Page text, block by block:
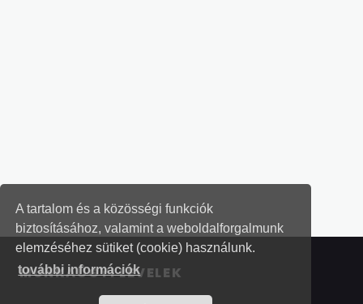
A tartalom és a közösségi funkciók
biztosításához, valamint a weboldalforgalmunk
elemzéséhez sütiket (cookie) használunk.
további információk
MUNKAÜGYI LEVELEK